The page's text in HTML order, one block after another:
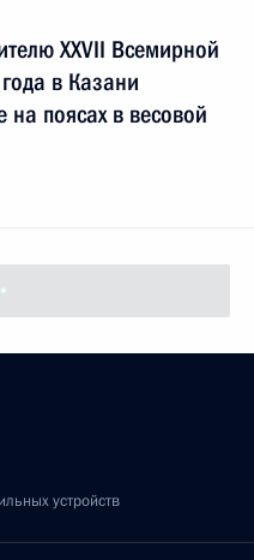
XXVII Всемирной
в Казани
на поясах в весовой
устройств